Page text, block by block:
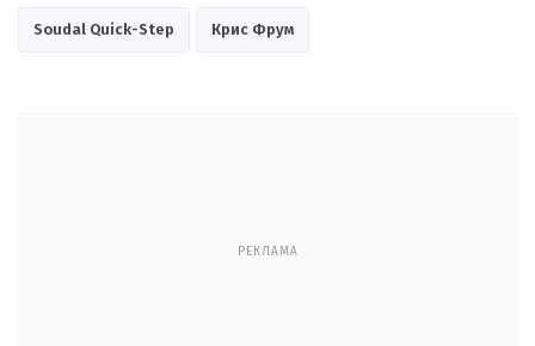
Soudal Quick-Step Крис Фрум
РЕКЛАМА